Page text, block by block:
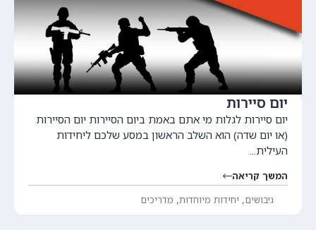
יום סיירות
יום סיירות לגלות מי אתם באמת ביום הסיירות יום הסיירות
(או יום שדה) הוא השלב הראשון במסע שלכם ליחידות
העילית...
המשך קריאה
גיבושים, יחידות מיוחדות, מדריכים